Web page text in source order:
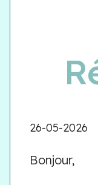
26-05-2026
Bonjour,